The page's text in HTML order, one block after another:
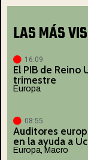
LAS MÁS
16:09
El PIB de
trimestre
Europa
08:55
Auditores
en la ayuda a
Europa,Macro